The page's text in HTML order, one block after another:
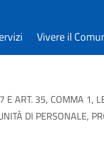
Vivere il
ART. 35, COMMA 1,
DI PERSONALE,